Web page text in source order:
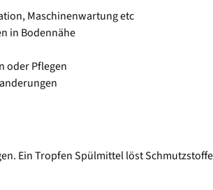
Maschinenwartung etc
in Bodennähe
oder Pflegen
Ein Tropfen Spülmittel löst